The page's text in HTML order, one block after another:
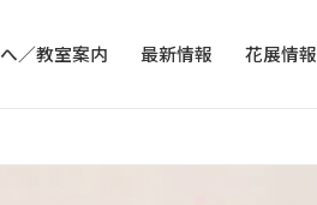
／教室案内 最新情報 花展情報